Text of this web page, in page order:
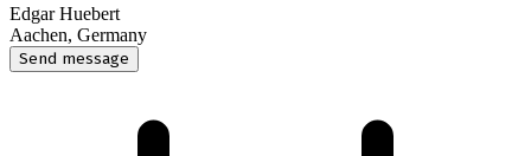
Edgar Huebert
Aachen, Germany
Send message